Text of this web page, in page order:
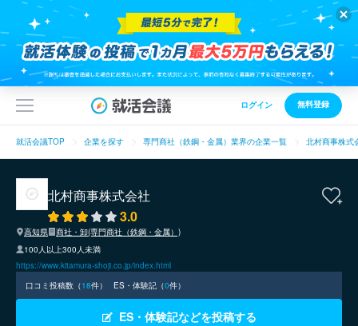
ログイン 無料登録
就活会議TOP 企業を探す 専門商社（鉄鋼・金属）業界の企業一覧 北村商事株式
北村商事株式会社
3.0
高知県
商社・卸(専門商社（鉄鋼・金属）)
100人以上300人未満
https://www.kitamura-shoji.co.jp/index.html
口コミ投稿数（18件） ES・体験記（0件）
ES・体験記などを投稿する